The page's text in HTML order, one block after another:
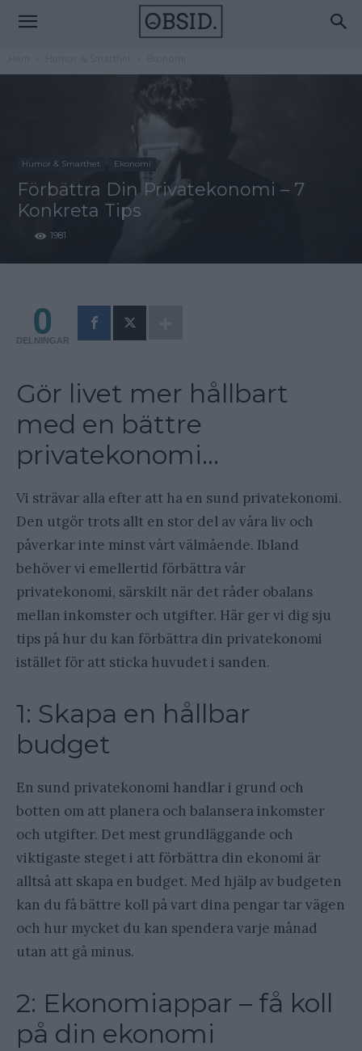
Humor & Smarthet Ekonomi
Förbättra Din Privatekonomi – 7
Konkreta Tips
1981
0
DELNINGAR
Gör livet mer hållbart
med en bättre
privatekonomi…
Vi strävar alla efter att ha en sund privatekonomi.
Den utgör trots allt en stor del av våra liv och
påverkar inte minst vårt välmående. Ibland
behöver vi emellertid förbättra vår
privatekonomi, särskilt när det råder obalans
mellan inkomster och utgifter. Här ger vi dig sju
tips på hur du kan förbättra din privatekonomi
istället för att sticka huvudet i sanden.
1: Skapa en hållbar
budget
En sund privatekonomi handlar i grund och
botten om att planera och balansera inkomster
och utgifter. Det mest grundläggande och
viktigaste steget i att förbättra din ekonomi är
alltså att skapa en budget. Med hjälp av budgeten
kan du få bättre koll på vart dina pengar tar vägen
och hur mycket du kan spendera varje månad
utan att gå minus.
2: Ekonomiappar – få koll
på din ekonomi